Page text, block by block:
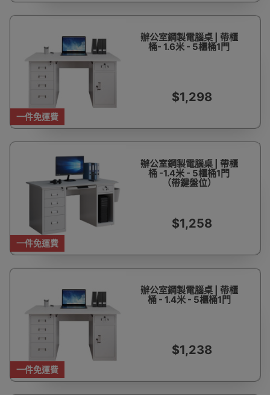
一件免運費
辦公室鋼製電腦桌 | 帶櫃
桶- 1.6米 - 5櫃桶1門
$1,298
一件免運費
辦公室鋼製電腦桌 | 帶櫃
桶 -1.4米 - 5櫃桶1門
（帶鍵盤位）
$1,258
一件免運費
辦公室鋼製電腦桌 | 帶櫃
桶 - 1.4米 - 5櫃桶1門
$1,238